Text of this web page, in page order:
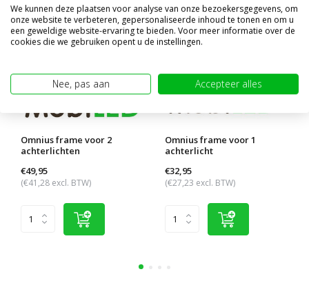
Omnius frame voor 2
achterlichten
€49,95
(€41,28 excl. BTW)
Omnius frame voor 1
achterlicht
€32,95
(€27,23 excl. BTW)
We kunnen deze plaatsen voor analyse van onze bezoekersgegevens, om
onze website te verbeteren, gepersonaliseerde inhoud te tonen en om u
een geweldige website-ervaring te bieden. Voor meer informatie over de
cookies die we gebruiken opent u de instellingen.
Nee, pas aan Accepteer alles